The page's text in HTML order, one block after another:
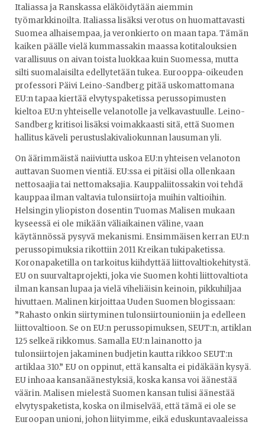
Italiassa ja Ranskassa eläköidytään aiemmin
työmarkkinoilta. Italiassa lisäksi verotus on huomattavasti
Suomea alhaisempaa, ja veronkierto on maan tapa. Tämän
kaiken päälle vielä kummassakin maassa kotitalouksien
varallisuus on aivan toista luokkaa kuin Suomessa, mutta
silti suomalaisilta edellytetään tukea. Eurooppa-oikeuden
professori Päivi Leino-Sandberg pitää uskomattomana
EU:n tapaa kiertää elvytyspaketissa perussopimusten
kieltoa EU:n yhteiselle velanotolle ja velkavastuulle. Leino-
Sandberg kritisoi lisäksi voimakkaasti sitä, että Suomen
hallitus käveli perustuslakivaliokunnan lausuman yli.
On äärimmäistä naiiviutta uskoa EU:n yhteisen velanoton
auttavan Suomen vientiä. EU:ssa ei pitäisi olla ollenkaan
nettosaajia tai nettomaksajia. Kauppaliitossakin voi tehdä
kauppaa ilman valtavia tulonsiirtoja muihin valtioihin.
Helsingin yliopiston dosentin Tuomas Malisen mukaan
kyseessä ei ole mikään väliaikainen väline, vaan
käytännössä pysyvä mekanismi. Ensimmäisen kerran EU:n
perussopimuksia rikottiin 2011 Kreikan tukipaketissa.
Koronapaketilla on tarkoitus kiihdyttää liittovaltiokehitystä.
EU on suurvaltaprojekti, joka vie Suomen kohti liittovaltiota
ilman kansan lupaa ja vielä viheliäisin keinoin, pikkuhiljaa
hivuttaen. Malinen kirjoittaa Uuden Suomen blogissaan:
”Rahasto onkin siirtyminen tulonsiirtounioniin ja edelleen
liittovaltioon. Se on EU:n perussopimuksen, SEUT:n, artiklan
125 selkeä rikkomus. Samalla EU:n lainanotto ja
tulonsiirtojen jakaminen budjetin kautta rikkoo SEUT:n
artiklaa 310.” EU on oppinut, että kansalta ei pidäkään kysyä.
EU inhoaa kansanäänestyksiä, koska kansa voi äänestää
väärin. Malisen mielestä Suomen kansan tulisi äänestää
elvytyspaketista, koska on ilmiselvää, että tämä ei ole se
Euroopan unioni, johon liityimme, eikä eduskuntavaaleissa